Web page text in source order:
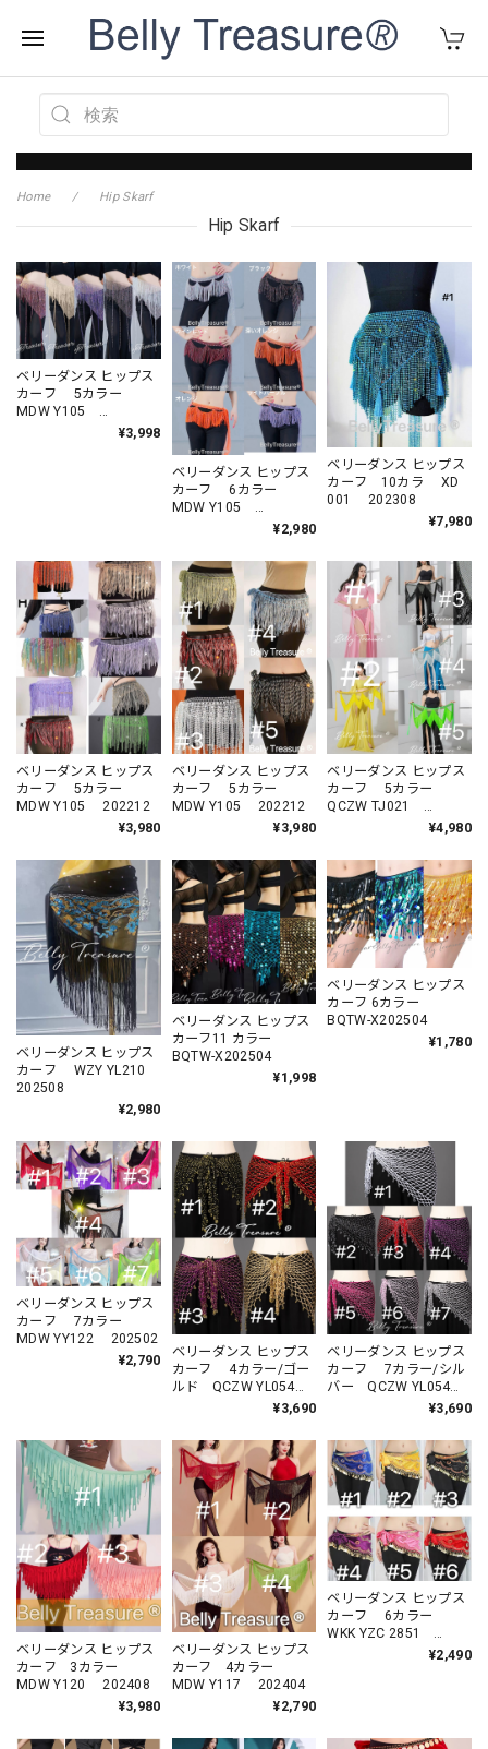
Home Hip Skarf
Hip Skarf
ベリーダンス ヒップス
カーフ 5カラー
MDW Y105
¥3,998
ベリーダンス ヒップス
カーフ 6カラー
MDW Y105
¥2,980
ベリーダンス ヒップス
カーフ 10カラ XD
001 202308
¥7,980
ベリーダンス ヒップス
カーフ 5カラー
MDW Y105 202212
¥3,980
ベリーダンス ヒップス
カーフ 5カラー
MDW Y105 202212
¥3,980
ベリーダンス ヒップス
カーフ 5カラー
QCZW TJ021
¥4,980
ベリーダンス ヒップス
カーフ WZY YL210
202508
¥2,980
ベリーダンス ヒップス
カーフ11 カラー
BQTW-X202504
¥1,998
ベリーダンス ヒップス
カーフ 6カラー
BQTW-X202504
¥1,780
ベリーダンス ヒップス
カーフ 7カラー
MDW YY122 202502
¥2,790
ベリーダンス ヒップス
カーフ 4カラー/ゴー
ルド QCZW YL054
¥3,690
ベリーダンス ヒップス
カーフ 7カラー/シル
バー QCZW YL054
¥3,690
ベリーダンス ヒップス
カーフ 3カラー
MDW Y120 202408
¥3,980
ベリーダンス ヒップス
カーフ 4カラー
MDW Y117 202404
¥2,790
ベリーダンス ヒップス
カーフ 6カラー
WKK YZC 2851
¥2,490